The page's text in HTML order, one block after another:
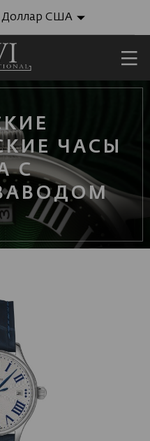
Доллар США
ЧАСЫ
С